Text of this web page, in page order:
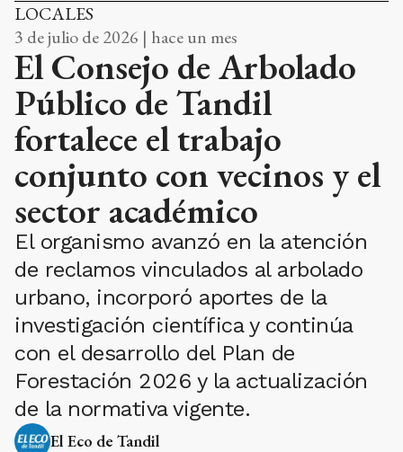
LOCALES
3 de julio de 2026 | hace un mes
El Consejo de Arbolado
Público de Tandil
fortalece el trabajo
conjunto con vecinos y el
sector académico
El organismo avanzó en la atención
de reclamos vinculados al arbolado
urbano, incorporó aportes de la
investigación científica y continúa
con el desarrollo del Plan de
Forestación 2026 y la actualización
de la normativa vigente.
El Eco de Tandil